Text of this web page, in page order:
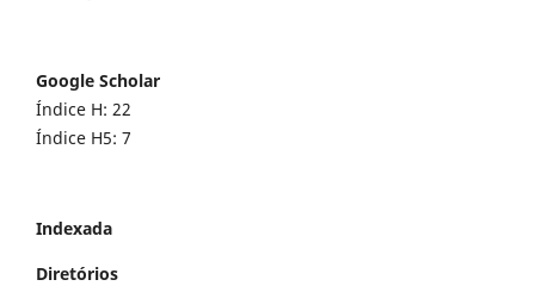
Google Scholar
Índice H: 22
Índice H5: 7
Indexada
Diretórios